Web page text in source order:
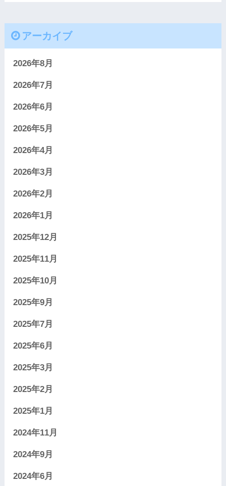
アーカイブ
2026年8月
2026年7月
2026年6月
2026年5月
2026年4月
2026年3月
2026年2月
2026年1月
2025年12月
2025年11月
2025年10月
2025年9月
2025年7月
2025年6月
2025年3月
2025年2月
2025年1月
2024年11月
2024年9月
2024年6月